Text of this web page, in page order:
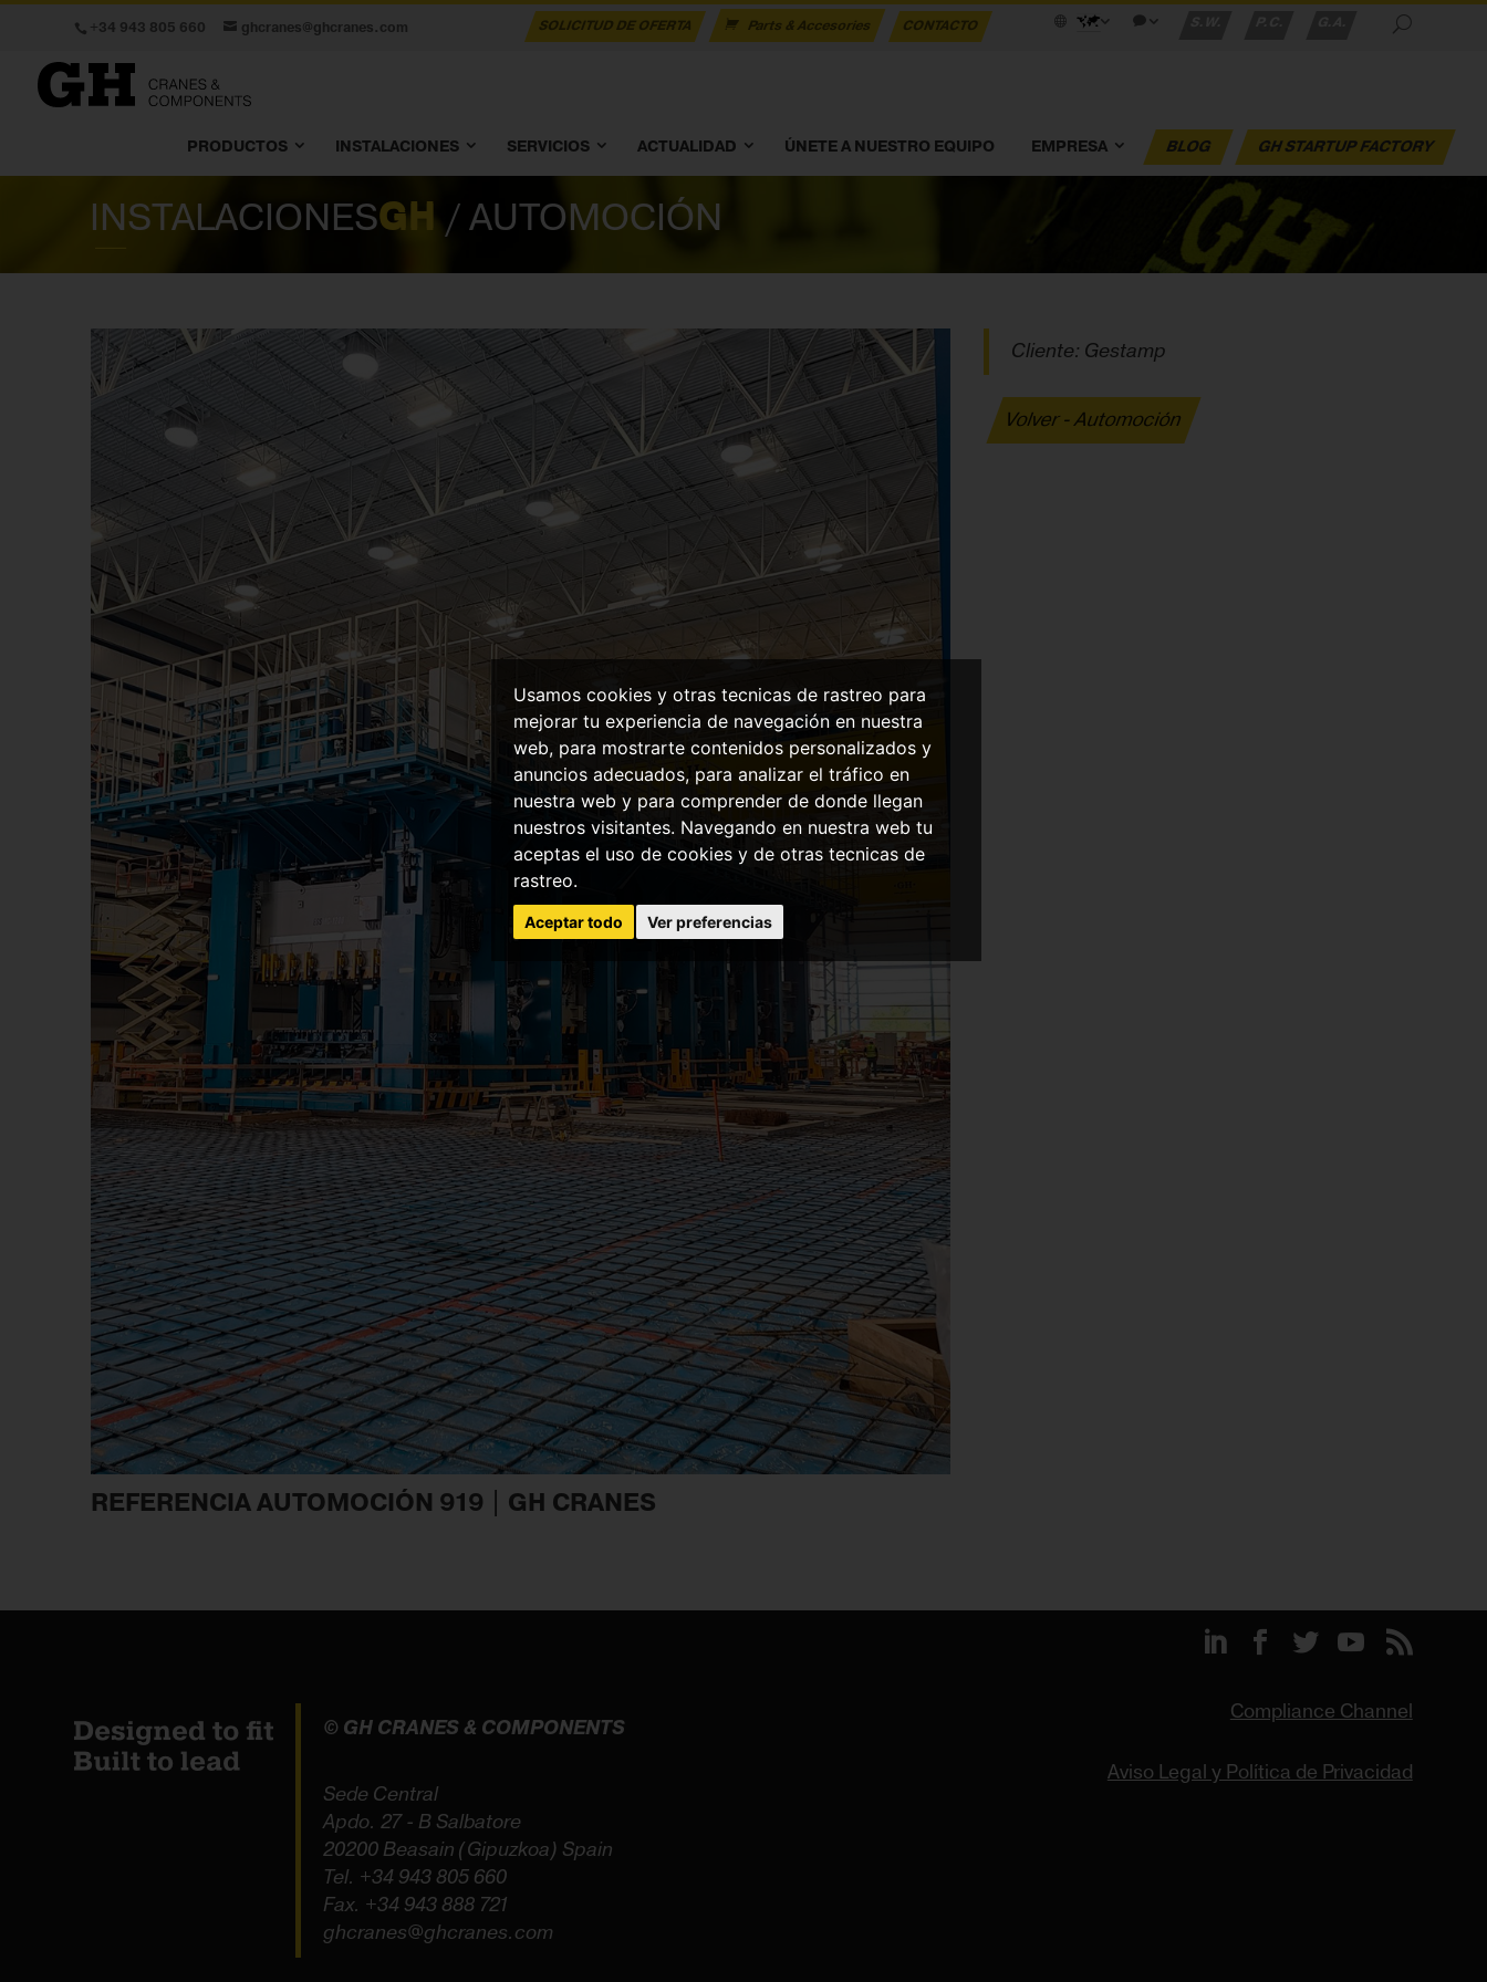
Usamos cookies y otras tecnicas de rastreo para
mejorar tu experiencia de navegación en nuestra
web, para mostrarte contenidos personalizados y
anuncios adecuados, para analizar el tráfico en
nuestra web y para comprender de donde llegan
nuestros visitantes. Navegando en nuestra web tu
aceptas el uso de cookies y de otras tecnicas de
rastreo.
Aceptar todo Ver preferencias
+34 943 805 660 ghcranes@ghcranes.com SOLICITUD DE OFERTA Parts & Accesories CONTACTO
PRODUCTOS INSTALACIONES SERVICIOS ACTUALIDAD ÚNETE A NUESTRO EQUIPO EMPRESA BLOG GH STARTUP FACTORY
INSTALACIONESGH / AUTOMOCIÓN
REFERENCIA AUTOMOCIÓN 919 | GH CRANES
Cliente: Gestamp
Volver - Automoción
Compliance Channel
Aviso Legal y Política de Privacidad
© GH CRANES & COMPONENTS
Sede Central
Apdo. 27 - B Salbatore
20200 Beasain (Gipuzkoa) Spain
Tel. +34 943 805 660
Fax. +34 943 888 721
ghcranes@ghcranes.com